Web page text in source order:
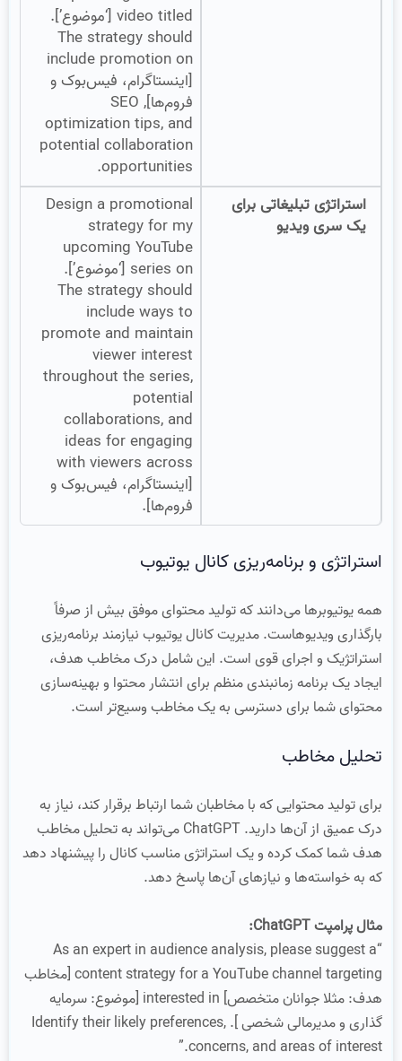
video titled [‘موضوع’].
The strategy should
include promotion on
[اینستاگرام، فیس‌بوک و
فروم‌ها], SEO
optimization tips, and
potential collaboration
opportunities.
استراتژی تبلیغاتی برای
یک سری ویدیو
Design a promotional
strategy for my
upcoming YouTube
series on [‘موضوع’].
The strategy should
include ways to
promote and maintain
viewer interest
throughout the series,
potential
collaborations, and
ideas for engaging
with viewers across
[اینستاگرام، فیس‌بوک و
فروم‌ها].
استراتژی و برنامه‌ریزی کانال یوتیوب
همه یوتیوبرها می‌دانند که تولید محتوای موفق بیش از صرفاً
بارگذاری ویدیوهاست. مدیریت کانال یوتیوب نیازمند برنامه‌ریزی
استراتژیک و اجرای قوی است. این شامل درک مخاطب هدف،
ایجاد یک برنامه زمانبندی منظم برای انتشار محتوا و بهینه‌سازی
محتوای شما برای دسترسی به یک مخاطب وسیع‌تر است.
تحلیل مخاطب
برای تولید محتوایی که با مخاطبان شما ارتباط برقرار کند، نیاز به
درک عمیق از آن‌ها دارید. ChatGPT می‌تواند به تحلیل مخاطب
هدف شما کمک کرده و یک استراتژی مناسب کانال را پیشنهاد دهد
که به خواسته‌ها و نیازهای آن‌ها پاسخ دهد.
مثال پرامپت ChatGPT:
“As an expert in audience analysis, please suggest a
content strategy for a YouTube channel targeting [مخاطب
هدف: مثلا جوانان متخصص] interested in [موضوع: سرمایه
گذاری و مدیرمالی شخصی ]. Identify their likely preferences,
concerns, and areas of interest.”